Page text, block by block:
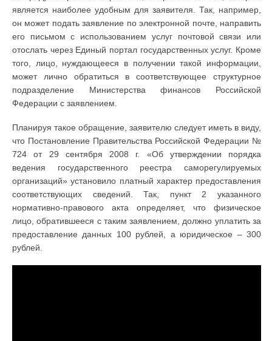
является наиболее удобным для заявителя. Так, например,
он может подать заявление по электронной почте, направить
его письмом с использованием услуг почтовой связи или
отослать через Единый портал государственных услуг. Кроме
того, лицо, нуждающееся в получении такой информации,
может лично обратиться в соответствующее структурное
подразделение Министерства финансов Российской
Федерации с заявлением.
Планируя такое обращение, заявителю следует иметь в виду,
что Постановление Правительства Российской Федерации №
724 от 29 сентября 2008 г. «Об утверждении порядка
ведения государственного реестра саморегулируемых
организаций» установило платный характер предоставления
соответствующих сведений. Так, пункт 2 указанного
нормативно-правового акта определяет, что физическое
лицо, обратившееся с таким заявлением, должно уплатить за
предоставление данных 100 рублей, а юридическое – 300
рублей.